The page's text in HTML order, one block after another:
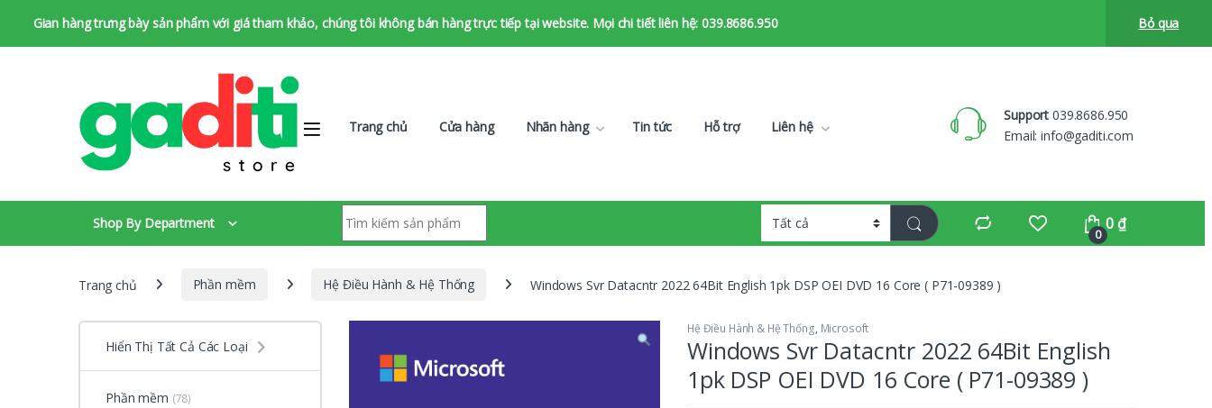
Gian hàng trưng bày sản phẩm với giá tham khảo, chúng tôi không bán hàng trực tiếp tại website. Mọi chi tiết liên hệ: 039.8686.950
Bỏ qua
Trang chủ Cửa hàng Nhãn hàng Tin tức Hỗ trợ Liên hệ
Support 039.8686.950
Email:info@gaditi.com
Shop By Department
Tìm kiếm:
0
0 ₫
Trang chủ Phần mềm Hệ Điều Hành & Hệ Thống Windows Svr Datacntr 2022 64Bit English 1pk DSP OEI DVD 16 Core ( P71-09389 )
Hệ Điều Hành & Hệ Thống, Microsoft
Windows Svr Datacntr 2022 64Bit English
1pk DSP OEI DVD 16 Core ( P71-09389 )
Hiển Thị Tất Cả Các Loại
Phần mềm (78)